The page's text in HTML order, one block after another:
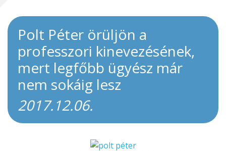
Polt Péter örüljön a
professzori kinevezésének,
mert legfőbb ügyész már
nem sokáig lesz
2017.12.06.